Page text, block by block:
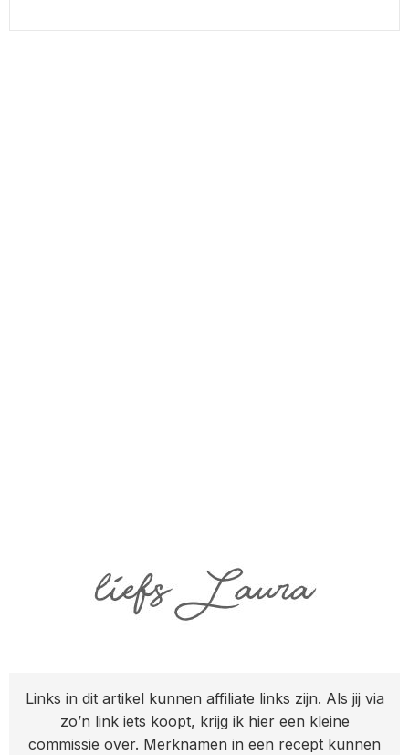
Links in dit artikel kunnen affiliate links zijn. Als jij via
zo’n link iets koopt, krijg ik hier een kleine
commissie over. Merknamen in een recept kunnen